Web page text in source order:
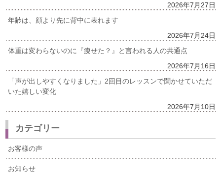
2026年7月27日
年齢は、顔より先に背中に表れます
2026年7月24日
体重は変わらないのに『痩せた？』と言われる人の共通点
2026年7月16日
「声が出しやすくなりました」2回目のレッスンで聞かせていただ
いた嬉しい変化
2026年7月10日
カテゴリー
お客様の声
お知らせ